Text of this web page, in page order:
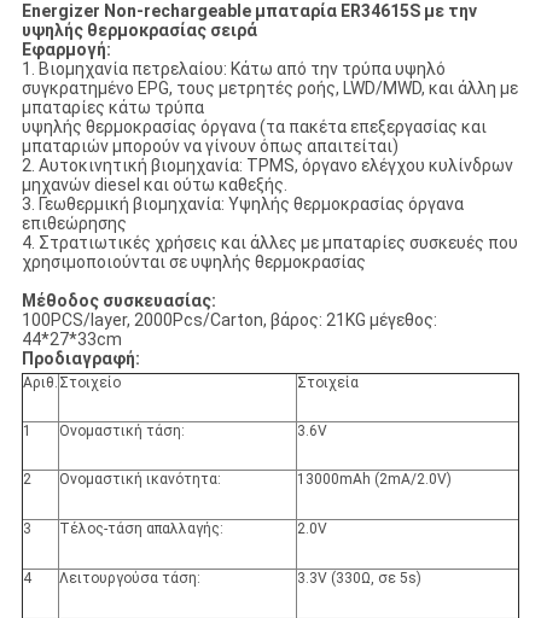
Energizer Non-rechargeable μπαταρία ER34615S με την
υψηλής θερμοκρασίας σειρά
Εφαρμογή:
1. Βιομηχανία πετρελαίου: Κάτω από την τρύπα υψηλό
συγκρατημένο EPG, τους μετρητές ροής, LWD/MWD, και άλλη με
μπαταρίες κάτω τρύπα
υψηλής θερμοκρασίας όργανα (τα πακέτα επεξεργασίας και
μπαταριών μπορούν να γίνουν όπως απαιτείται)
2. Αυτοκινητική βιομηχανία: TPMS, όργανο ελέγχου κυλίνδρων
μηχανών diesel και ούτω καθεξής.
3. Γεωθερμική βιομηχανία: Υψηλής θερμοκρασίας όργανα
επιθεώρησης
4. Στρατιωτικές χρήσεις και άλλες με μπαταρίες συσκευές που
χρησιμοποιούνται σε υψηλής θερμοκρασίας
Μέθοδος συσκευασίας:
100PCS/layer, 2000Pcs/Carton, βάρος: 21KG μέγεθος:
44*27*33cm
Προδιαγραφή:
Αριθ. Στοιχείο Στοιχεία
1 Ονομαστική τάση: 3.6V
2 Ονομαστική ικανότητα: 13000mAh (2mA/2.0V)
3 Τέλος-τάση απαλλαγής: 2.0V
4 Λειτουργούσα τάση: 3.3V (330Ω, σε 5s)